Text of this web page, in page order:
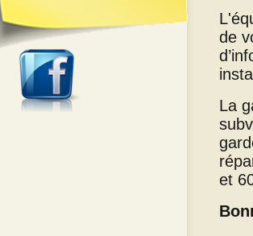
de
La
et